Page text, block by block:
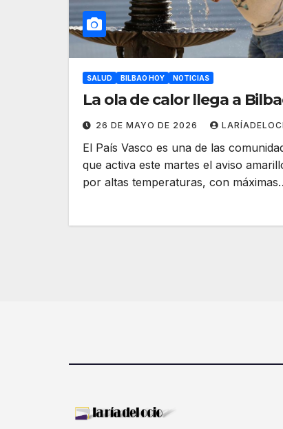
SALUD BILBAO HOY NOTICIAS
La ola de calor llega a
26 DE MAYO DE 2026
El País Vasco es una de las
que activa este martes el aviso
por altas temperaturas, con